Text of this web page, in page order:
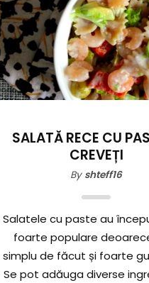
SALATĂ RECE CU
CREVEȚI
By shteff16
Salatele cu paste au
foarte populare
simplu de făcut și foarte
Se pot adăuga diverse